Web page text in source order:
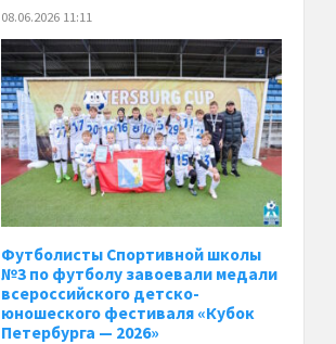
08.06.2026 11:11
️Футболисты Спортивной школы
№3 по футболу завоевали медали
всероссийского детско-
юношеского фестиваля «Кубок
Петербурга — 2026»